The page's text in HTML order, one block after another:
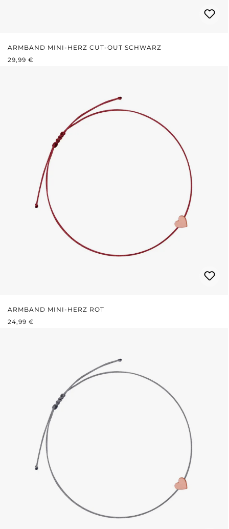
ARMBAND MINI-HERZ CUT-OUT SCHWARZ
REGULÄRER PREIS:
29,99 €
ARMBAND MINI-HERZ ROT
REGULÄRER PREIS:
24,99 €